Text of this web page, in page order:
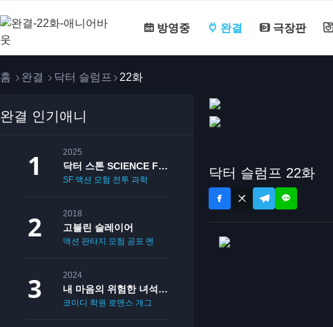
방영중 완결 극장판
홈 완결 닥터 슬럼프 22화
완결 인기애니
2025
닥터 스톤 SCIENCE FUTURE
SF 액션 모험 전투 과학
2018
고블린 슬레이어
액션 판타지 모험 공포 멘붕
2024
내 마음의 위험한 녀석 2기
코미디 학원 로맨스 개그
닥터 슬럼프 22화